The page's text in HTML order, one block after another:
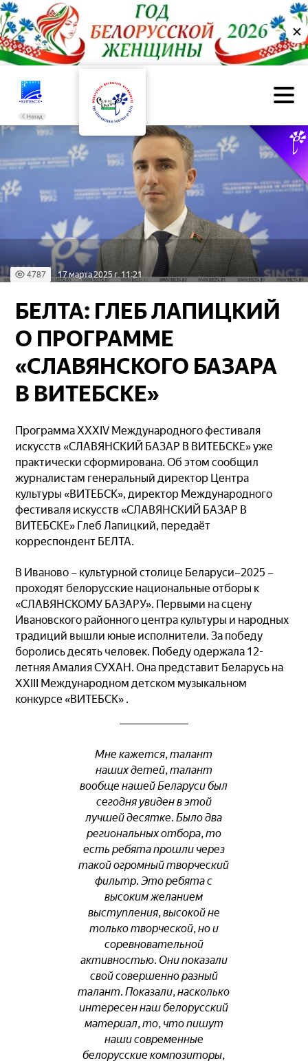
✕
Назад
4787 17 марта 2025 г. 11:21
БЕЛТА: ГЛЕБ ЛАПИЦКИЙ
О ПРОГРАММЕ
«СЛАВЯНСКОГО БАЗАРА
В ВИТЕБСКЕ»
Программа XXXIV Международного фестиваля
искусств «СЛАВЯНСКИЙ БАЗАР В ВИТЕБСКЕ» уже
практически сформирована. Об этом сообщил
журналистам генеральный директор Центра
культуры «ВИТЕБСК», директор Международного
фестиваля искусств «СЛАВЯНСКИЙ БАЗАР В
ВИТЕБСКЕ» Глеб Лапицкий, передаёт
корреспондент БЕЛТА.
В Иваново – культурной столице Беларуси–2025 –
проходят белорусские национальные отборы к
«СЛАВЯНСКОМУ БАЗАРУ». Первыми на сцену
Ивановского районного центра культуры и народных
традиций вышли юные исполнители. За победу
боролись десять человек. Победу одержала 12-
летняя Амалия СУХАН. Она представит Беларусь на
XXIII Международном детском музыкальном
конкурсе «ВИТЕБСК» .
Мне кажется, талант
наших детей, талант
вообще нашей Беларуси был
сегодня увиден в этой
лучшей десятке. Было два
региональных отбора, то
есть ребята прошли через
такой огромный творческий
фильтр. Это ребята с
высоким желанием
выступления, высокой не
только творческой, но и
соревновательной
активностью. Они показали
свой совершенно разный
талант. Показали, насколько
интересен наш белорусский
материал, то, что пишут
наши современные
белорусские композиторы,